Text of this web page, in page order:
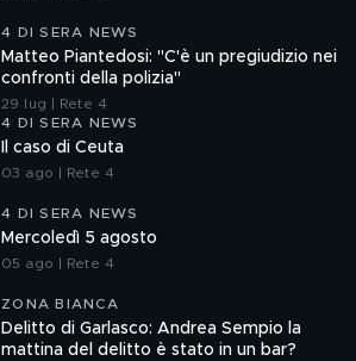
4 DI SERA NEWS
Matteo Piantedosi: "C'è un pregiudizio nei
confronti della polizia"
29 lug | Rete 4
4 DI SERA NEWS
Il caso di Ceuta
03 ago | Rete 4
4 DI SERA NEWS
Mercoledì 5 agosto
05 ago | Rete 4
ZONA BIANCA
Delitto di Garlasco: Andrea Sempio la
mattina del delitto è stato in un bar?